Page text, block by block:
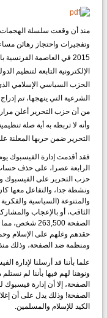
منذ أن وقعت سلسلة الهجمات
2015 في العاصمة
الإلكترونية التابعة لتنظيم
الحزب ‏السياسي الإسلامي
الشرعية التي ينهجها، تم
من أن حزب التحرير أعلن
وأنه لا تربطه به أية صلة
التحرير ضمن حربها ‏المعلنة
الرابعة عصرا، على حذف حساب
حزب التحرير على الفيسبوك
ونشطة جدا، والتفاعل معها
والمتنوعة (السياسية
الثاقب، أو بالإعجاب
الصفحة
حقدهم وغلهم على ‏الإسلام
ومنظمة ضد الصفحة، وذلك
علما بأننا قد أرسلنا لإدارة
ونوهنا لهم فيها بأننا لم
الصفحة، إلا أن إدارة
الصفحة! وذلك يدل على أن
الكيد للإسلام ‏والمسلمين.‏